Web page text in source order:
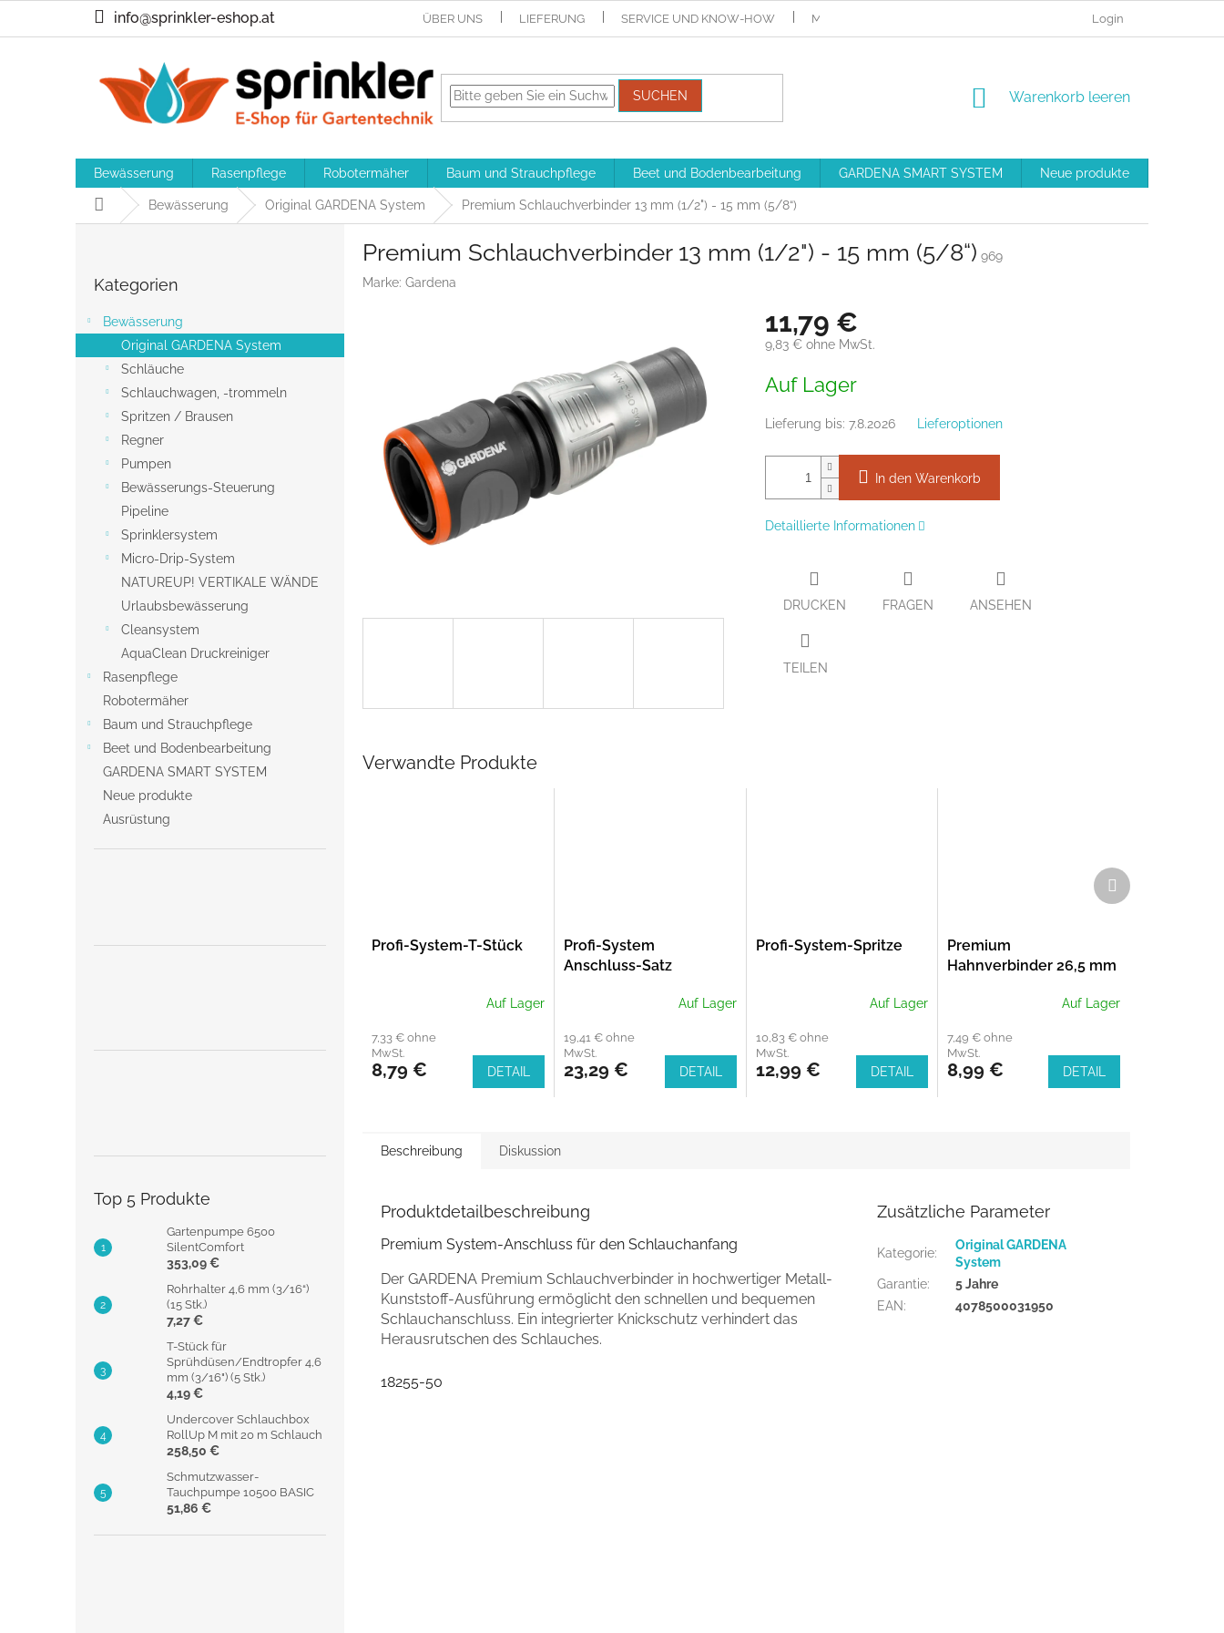
springen
info@sprinkler-eshop.at ÜBER UNS LIEFERUNG SERVICE UND KNOW-HOW MEINE BESTELLUNG BESCHWERDEVERFAHREN
Login
SUCHEN WARENKORB
Warenkorb leeren
Bewässerung Rasenpflege Robotermäher Baum und Strauchpflege Beet und Bodenbearbeitung GARDENA SMART SYSTEM Neue produkte
StartseiteBewässerung Original GARDENA System Premium Schlauchverbinder 13 mm (1/2") - 15 mm (5/8“)
n
l
überspringen
Kategorien
Bewässerung
Original GARDENA System
Schläuche
Schlauchwagen, -trommeln
Spritzen / Brausen
Regner
Pumpen
Bewässerungs-Steuerung
Pipeline
Sprinklersystem
Micro-Drip-System
NATUREUP! VERTIKALE WÄNDE
Urlaubsbewässerung
Cleansystem
AquaClean Druckreiniger
Rasenpflege
Robotermäher
Baum und Strauchpflege
Beet und Bodenbearbeitung
GARDENA SMART SYSTEM
Neue produkte
Ausrüstung
Top 5 Produkte
Gartenpumpe 6500
SilentComfort
353,09 €
Rohrhalter 4,6 mm (3/16“)
(15 Stk.)
7,27 €
T-Stück für
Sprühdüsen/Endtropfer 4,6
mm (3/16") (5 Stk.)
4,19 €
Undercover Schlauchbox
RollUp M mit 20 m Schlauch
258,50 €
Schmutzwasser-
Tauchpumpe 10500 BASIC
51,86 €
Premium Schlauchverbinder 13 mm (1/2") - 15 mm (5/8“) 969
Marke: Gardena
11,79 €
9,83 € ohne MwSt.
Auf Lager
Lieferung bis: 7.8.2026 Lieferoptionen
In den Warenkorb
Detaillierte Informationen
DRUCKEN FRAGEN ANSEHEN
TEILEN
Verwandte Produkte
Profi-System-T-Stück
Auf Lager
7,33 € ohne
MwSt.
8,79 € DETAIL
Profi-System
Anschluss-Satz
Auf Lager
19,41 € ohne
MwSt.
23,29 € DETAIL
Profi-System-Spritze
Auf Lager
10,83 € ohne
MwSt.
12,99 € DETAIL
Premium
Hahnverbinder 26,5 mm
Auf Lager
7,49 € ohne
MwSt.
8,99 € DETAIL
Nächstes
Produkt
Beschreibung Diskussion
Produktdetailbeschreibung
Premium System-Anschluss für den Schlauchanfang
Der GARDENA Premium Schlauchverbinder in hochwertiger Metall-
Kunststoff-Ausführung ermöglicht den schnellen und bequemen
Schlauchanschluss. Ein integrierter Knickschutz verhindert das
Herausrutschen des Schlauches.
18255-50
Zusätzliche Parameter
Kategorie:
Original GARDENA
System
Garantie:
5 Jahre
EAN: 4078500031950